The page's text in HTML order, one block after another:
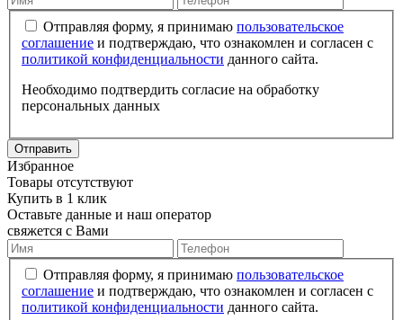
Отправляя форму, я принимаю пользовательское
соглашение и подтверждаю, что ознакомлен и согласен с
политикой конфиденциальности данного сайта.
Необходимо подтвердить согласие на обработку
персональных данных
Отправить
Избранное
Товары отсутствуют
Купить в 1 клик
Оставьте данные и наш оператор
свяжется с Вами
Отправляя форму, я принимаю пользовательское
соглашение и подтверждаю, что ознакомлен и согласен с
политикой конфиденциальности данного сайта.